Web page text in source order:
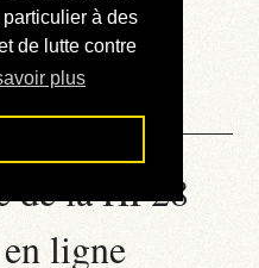
particulier à des
de lutte contre
plus
de la HP28
ligne